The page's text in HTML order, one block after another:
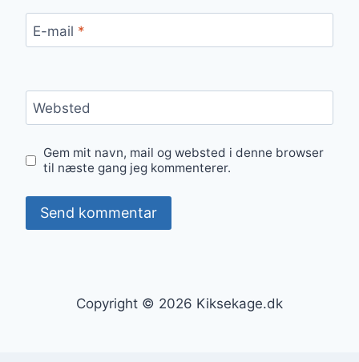
E-mail *
Websted
Gem mit navn, mail og websted i denne browser
til næste gang jeg kommenterer.
Copyright © 2026 Kiksekage.dk